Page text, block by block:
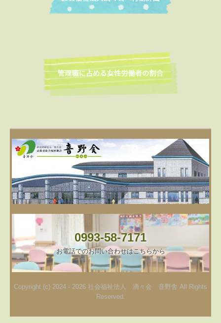
0993-58-7171
お電話でのお問い合わせはこちらから
Copyright (c) 2024 - 2026 社会福祉法人 滴々会 音野舎 All Rights
Reserved.